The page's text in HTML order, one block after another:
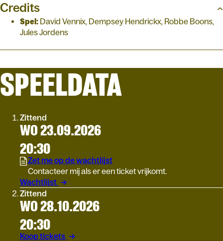
Credits
Spel: David Vennix, Dempsey Hendrickx, Robbe Boons,
Jules Jordens
SPEELDATA
Zittend
WO 23.09.2026
20:30
Zet me op de wachtlijst
Contacteer mij als er een ticket vrijkomt.
Wachtlijst
Zittend
WO 28.10.2026
20:30
Koop tickets